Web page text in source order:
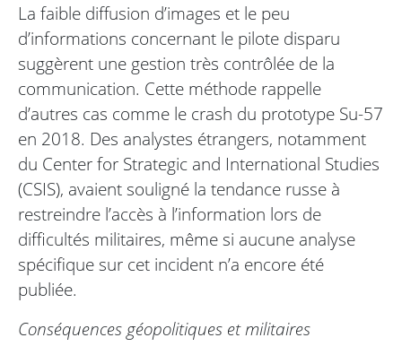
La faible diffusion d’images et le peu
d’informations concernant le pilote disparu
suggèrent une gestion très contrôlée de la
communication. Cette méthode rappelle
d’autres cas comme le crash du prototype Su-57
en 2018. Des analystes étrangers, notamment
du Center for Strategic and International Studies
(CSIS), avaient souligné la tendance russe à
restreindre l’accès à l’information lors de
difficultés militaires, même si aucune analyse
spécifique sur cet incident n’a encore été
publiée.
Conséquences géopolitiques et militaires